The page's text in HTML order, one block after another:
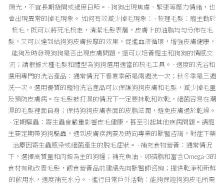
陽光，不宜長期避開或過度日照。 · 狗狗出現焦慮、緊張等壓力情緒，也
會出現異常的掉毛現象。 如何有效減少掉毛現象： · 梳理毛髮：寵主勤於
梳毛，既可以將死毛梳走，清潔毛髮表層，皮膚上的油脂均勻分佈在毛
髮，又可以達到給狗狗皮膚按摩的效果，促進血液循環，增強皮膚健康，
能夠及時發現狗狗是否出現皮膚問題，還可以培養寵主和狗狗的情感交
流；請根據犬種毛髮和體型為狗狗選用適當的梳毛工具。 · 適度的洗浴和
選用專門的洗浴產品：通常情況下春夏季節是兩週洗一次；秋冬季是三週
洗一次。選用優質的寵物洗浴產品可以保護狗狗皮膚和毛髮，減少掉毛量
及預防皮膚病。在毛髮被打濕的情況下一定要抹乾和吹乾，細菌容易在潮
濕的毛髮裡面自身；保持狗狗皮膚表面的皮脂滋潤，避免皮膚過於乾燥。
· 定期驅蟲：寄生蟲會嚴重影響皮毛健康，甚至引起其他疾病問題。請寵
主要定期帶狗狗驅蟲，遇到皮膚疾病要及時向專業的獸醫咨詢，對症下藥
治療因寄生蟲感染或細菌產生的脫毛症狀。 · 補充食物營養：通常情況
下，選擇高質量和肉類為主的狗糧；補充魚油、卵磷脂和富含Omega-3的
食材有助改善毛髮，餵食營養品前建議先向獸醫師咨詢；提供乾淨和新鮮
的飲用水，適度補充水分。 · 進行日常戶外活動：能夠保證狗狗皮毛所需